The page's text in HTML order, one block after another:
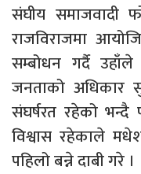
संघीय समाजवादी
राजविराजमा
सम्बोधन गर्दै
जनताको अधिकार
संघर्षरत रहेको भन्दै
विश्वास रहेकाले
पहिलो बन्ने दाबी गरे ।